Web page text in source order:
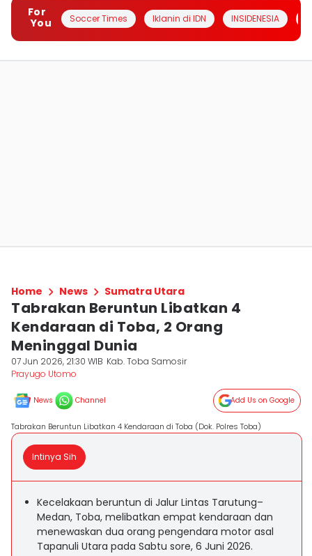
For
You
Soccer Times Iklanin di IDN INSIDENESIA
Home News Sumatra Utara
Tabrakan Beruntun Libatkan 4
Kendaraan di Toba, 2 Orang
Meninggal Dunia
07 Jun 2026, 21:30 WIB Kab. Toba Samosir
Prayugo Utomo
News Channel Add Us on Google
Tabrakan Beruntun Libatkan 4 Kendaraan di Toba (Dok. Polres Toba)
Intinya Sih
Kecelakaan beruntun di Jalur Lintas Tarutung–
Medan, Toba, melibatkan empat kendaraan dan
menewaskan dua orang pengendara motor asal
Tapanuli Utara pada Sabtu sore, 6 Juni 2026.